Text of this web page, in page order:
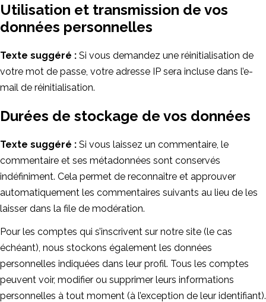
Utilisation et transmission de vos
données personnelles
Texte suggéré : Si vous demandez une réinitialisation de
votre mot de passe, votre adresse IP sera incluse dans l’e-
mail de réinitialisation.
Durées de stockage de vos données
Texte suggéré : Si vous laissez un commentaire, le
commentaire et ses métadonnées sont conservés
indéfiniment. Cela permet de reconnaître et approuver
automatiquement les commentaires suivants au lieu de les
laisser dans la file de modération.
Pour les comptes qui s’inscrivent sur notre site (le cas
échéant), nous stockons également les données
personnelles indiquées dans leur profil. Tous les comptes
peuvent voir, modifier ou supprimer leurs informations
personnelles à tout moment (à l’exception de leur identifiant).